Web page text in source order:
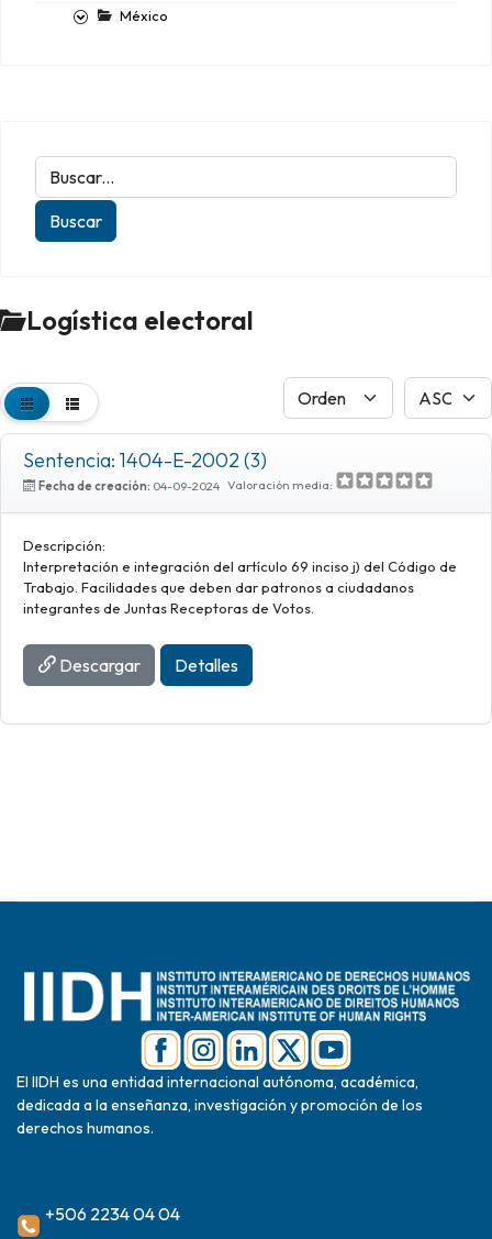
México
Logística electoral
Sentencia: 1404-E-2002 (3)
Fecha de creación: 04-09-2024 Valoración media:
Descripción:
Interpretación e integración del artículo 69 inciso j) del Código de
Trabajo. Facilidades que deben dar patronos a ciudadanos
integrantes de Juntas Receptoras de Votos.
Descargar Detalles
El IIDH es una entidad internacional autónoma, académica,
dedicada a la enseñanza, investigación y promoción de los
derechos humanos.
+506 2234 04 04